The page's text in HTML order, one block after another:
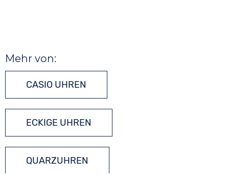
Mehr von:
CASIO UHREN
ECKIGE UHREN
QUARZUHREN